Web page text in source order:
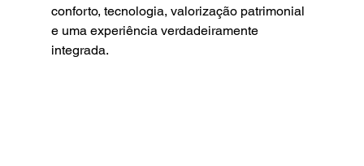
conforto, tecnologia, valorização patrimonial
e uma experiência verdadeiramente
integrada.